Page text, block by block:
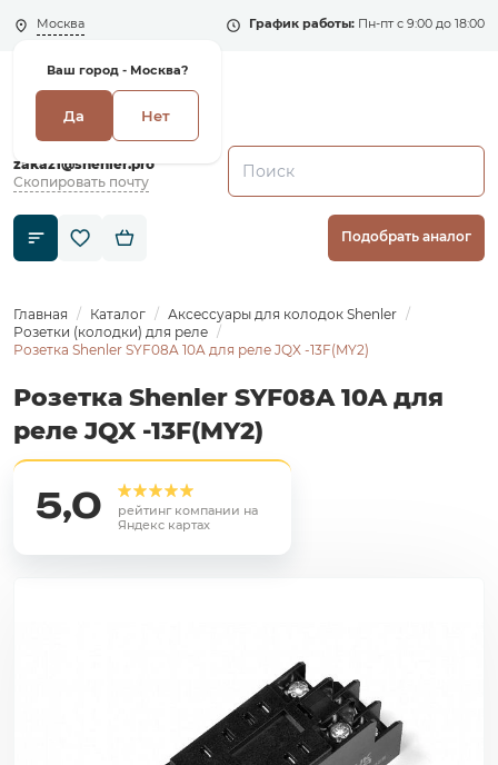
Москва
Ваш город - Москва?
Да Нет
График работы: Пн-пт с 9:00 до 18:00
+7 (495) 135-135-5
zakaz1@shenler.pro
Скопировать почту
Подобрать аналог
Главная Каталог
Аксессуары для колодок Shenler
Розетки (колодки) для реле
Розетка Shenler SYF08A 10A для реле JQX -13F(MY2)
Розетка Shenler SYF08A 10A для
реле JQX -13F(MY2)
5,0
рейтинг компании на
Яндекс картах